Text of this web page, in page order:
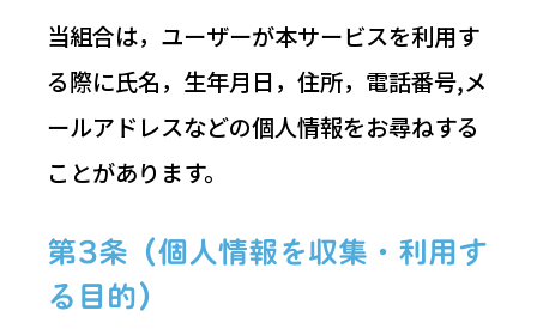
当組合は，ユーザーが本サービスを利用す
る際に氏名，生年月日，住所，電話番号,メ
ールアドレスなどの個人情報をお尋ねする
ことがあります。
第3条（個人情報を収集・利用す
る目的）